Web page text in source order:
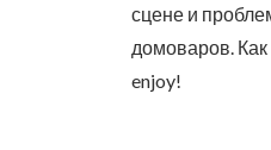
сцене и
домоваров. Как
enjoy!